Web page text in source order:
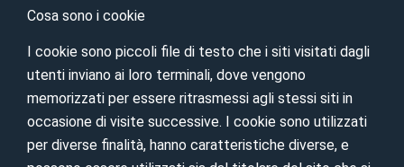
Cosa sono i cookie
I cookie sono piccoli file di testo che i siti visitati dagli
utenti inviano ai loro terminali, dove vengono
memorizzati per essere ritrasmessi agli stessi siti in
occasione di visite successive. I cookie sono utilizzati
per diverse finalità, hanno caratteristiche diverse, e